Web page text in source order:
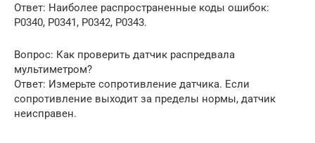
Ответ: Наиболее распространенные коды ошибок:
P0340, P0341, P0342, P0343.
Вопрос: Как проверить датчик распредвала
мультиметром?
Ответ: Измерьте сопротивление датчика. Если
сопротивление выходит за пределы нормы, датчик
неисправен.